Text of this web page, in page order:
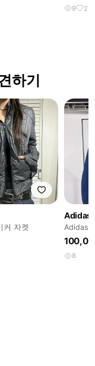
9 2
하기
커 자켓
Adidas
Adidas
8